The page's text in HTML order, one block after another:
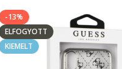
-13%
ELFOGYOTT
KIEMELT